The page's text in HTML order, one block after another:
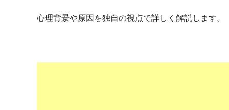
心理背景や原因を独自の視点で詳しく解説します。